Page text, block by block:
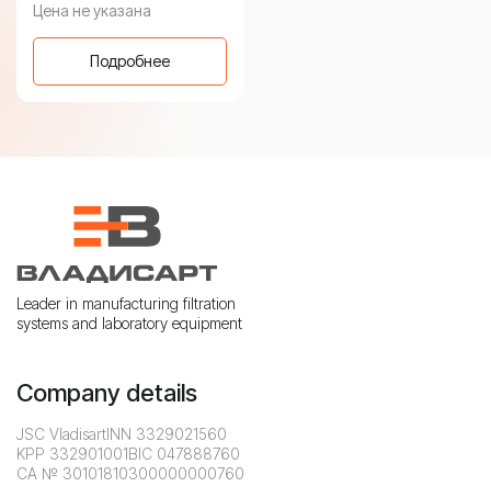
Цена не указана
Подробнее
Leader in manufacturing filtration
systems and laboratory equipment
Company details
JSC VladisartINN 3329021560
KPP 332901001BIC 047888760
CA № 30101810300000000760